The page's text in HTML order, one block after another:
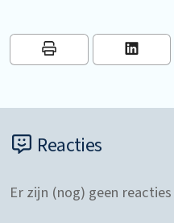
Reacties
Er zijn (nog) geen